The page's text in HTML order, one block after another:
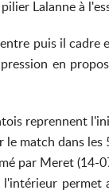
Lalanne à
puis il
en
reprennent
match dans
par Meret